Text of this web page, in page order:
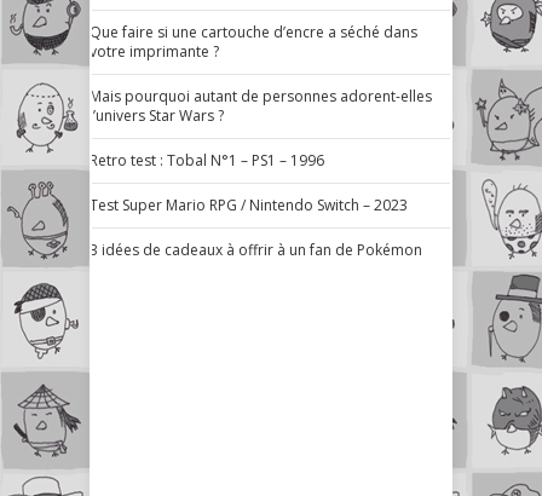
Que faire si une cartouche d’encre a séché dans
votre imprimante ?
Mais pourquoi autant de personnes adorent-elles
l’univers Star Wars ?
Retro test : Tobal N°1 – PS1 – 1996
Test Super Mario RPG / Nintendo Switch – 2023
3 idées de cadeaux à offrir à un fan de Pokémon